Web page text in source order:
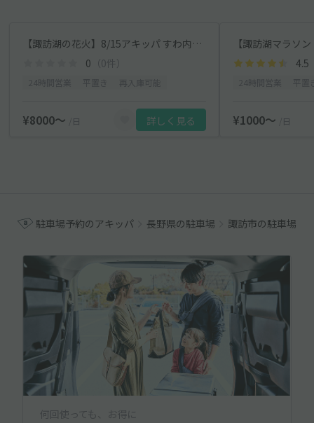
【諏訪湖の花火】8/15アキッパ すわ内科糖尿病クリニック臨時駐車場
0 （0件）
¥8000〜 /日 詳しく見る
4.5
¥1000〜 /日
駐車場予約のアキッパ 長野県の駐車場 諏訪市の駐車場
何回使っても、お得に